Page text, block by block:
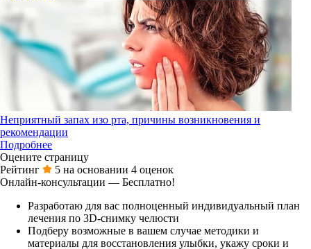
Неприятный запах изо рта, причины возникновения и
рекомендации
Подробнее
Оцените страницу
Рейтинг
5 на основании 4 оценок
Онлайн-консультации — Бесплатно!
Разработаю для вас полноценный индивидуальный план
лечения по 3D-снимку челюсти
Подберу возможные в вашем случае методики и
материалы для восстановления улыбки, укажу сроки и